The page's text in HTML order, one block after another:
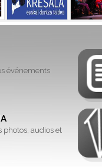
événements
photos, audios et